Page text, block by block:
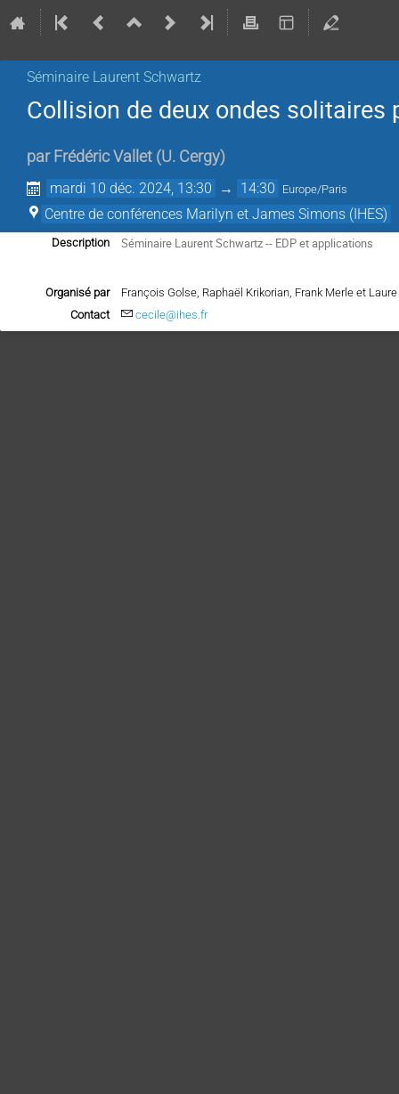
Séminaire Laurent Schwartz
Collision de deux ondes solitaires
par Frédéric Vallet (U. Cergy)
mardi 10 déc. 2024, 13:30 → 14:30 Europe/Paris
Centre de conférences Marilyn et James Simons (IHES)
Description Séminaire Laurent Schwartz -- EDP et applications
Organisé par
François Golse, Raphaël Krikorian, Frank Merle et
Contact
cecile@ihes.fr